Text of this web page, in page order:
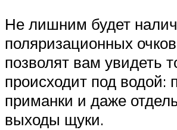
Не лишним будет
поляризационных
позволят вам увидеть
происходит под водой:
приманки и даже
выходы щуки.